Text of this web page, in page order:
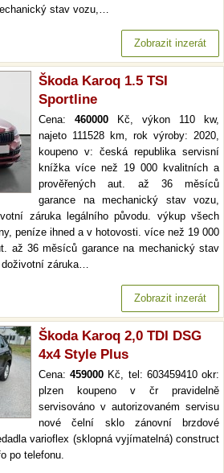
stav vozu,…
Zobrazit inzerát
Škoda Karoq 1.5 TSI
Sportline
Cena: 460000 Kč, výkon 110 kw,
najeto 111528 km, rok výroby: 2020,
koupeno v: česká republika servisní
knížka více než 19 000 kvalitních a
prověřených aut. až 36 měsíců
garance na mechanický stav vozu,
záruka legálního původu. výkup všech
peníze ihned a v hotovosti. více než 19 000
až 36 měsíců garance na mechanický stav
doživotní záruka…
Zobrazit inzerát
Škoda Karoq 2,0 TDI DSG
4x4 Style Plus
Cena:459000 Kč, tel: 603459410 okr:
plzen koupeno v čr pravidelně
servisováno v autorizovaném servisu
nové čelní sklo zánovní brzdové
varioflex (sklopná vyjímatelná) construct
po telefonu.